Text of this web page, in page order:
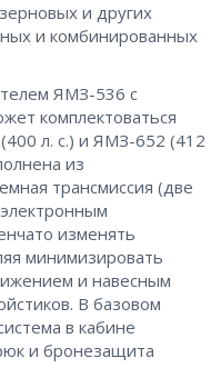
и других
и комбинированных
ЯМЗ-536 с
комплектоваться
л. с.) и ЯМЗ-652 (412
из
трансмиссия (две
изменять
минимизировать
и навесным
В базовом
в кабине
и бронезащита